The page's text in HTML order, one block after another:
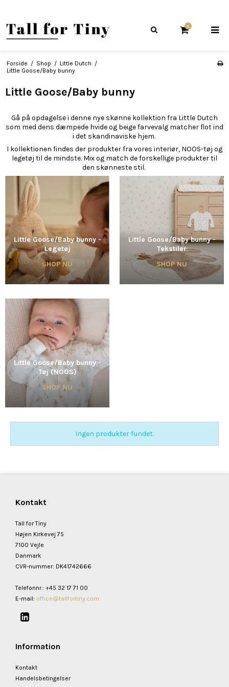
0
Forside / Shop / Little Dutch /
Little Goose/Baby bunny
Little Goose/Baby bunny
Gå på opdagelse i denne nye skønne kollektion fra Little Dutch
som med dens dæmpede hvide og beige farvevalg matcher flot ind
i det skandinaviske hjem.
I kollektionen findes der produkter fra vores interiør, NOOS-tøj og
legetøj til de mindste. Mix og match de forskellige produkter til
den skønneste stil.
Little Goose/Baby bunny -
Legetøj
SHOP NU
Little Goose/Baby bunny -
Tekstiler
SHOP NU
Little Goose/Baby bunny -
Tøj (NOOS)
SHOP NU
Ingen produkter fundet.
Kontakt
Tall for Tiny
Højen Kirkevej 75
7100 Vejle
Danmark
CVR-nummer: DK41742666
Telefonnr.: +45 32 17 71 00
E-mail: office@tallfortiny.com
Information
Kontakt
Handelsbetingelser